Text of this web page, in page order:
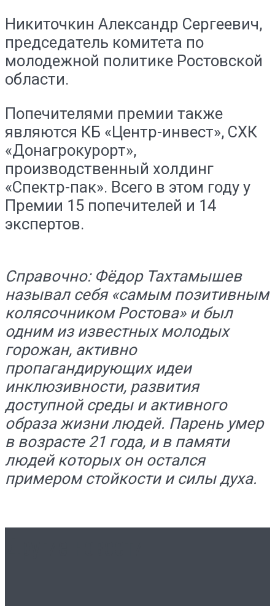
Никиточкин Александр Сергеевич,
председатель комитета по
молодежной политике Ростовской
области.
Попечителями премии также
являются КБ «Центр-инвест», СХК
«Донагрокурорт»,
производственный холдинг
«Спектр-пак». Всего в этом году у
Премии 15 попечителей и 14
экспертов.
Справочно: Фёдор Тахтамышев
называл себя «самым позитивным
колясочником Ростова» и был
одним из известных молодых
горожан, активно
пропагандирующих идеи
инклюзивности, развития
доступной среды и активного
образа жизни людей. Парень умер
в возрасте 21 года, и в памяти
людей которых он остался
примером стойкости и силы духа.